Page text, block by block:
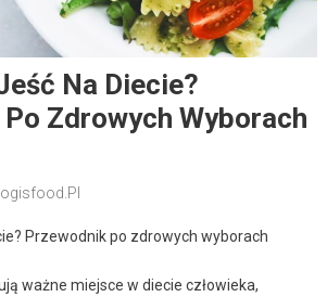
Na Diecie?
Zdrowych Wyborach
Przewodnik po zdrowych wyborach
ważne miejsce w diecie człowieka,